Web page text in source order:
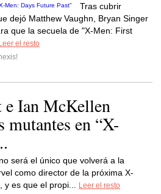
Tras cubrir
dejó Matthew Vaughn, Bryan Singer
que la secuela de "X-Men: First
Leer el resto
e Ian McKellen
mutantes en “X-
será el único que volverá a la
como director de la próxima X-
y es que el propi...
Leer el resto